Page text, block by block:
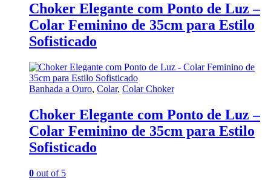
Choker Elegante com Ponto de Luz –
Colar Feminino de 35cm para Estilo
Sofisticado
Banhada a Ouro, Colar, Colar Choker
Choker Elegante com Ponto de Luz –
Colar Feminino de 35cm para Estilo
Sofisticado
0 out of 5